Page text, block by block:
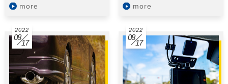
more more
2022
08
17
2022
08
17